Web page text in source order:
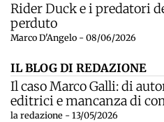
Rider Duck e i predatori
perduto
Marco D'Angelo - 08/06/2026
IL BLOG DI REDAZIONE
Il caso Marco Galli: di
editrici e mancanza di
la redazione - 13/05/2026